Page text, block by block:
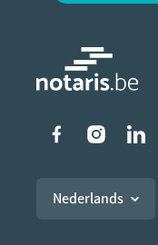
Liens
Nederlands